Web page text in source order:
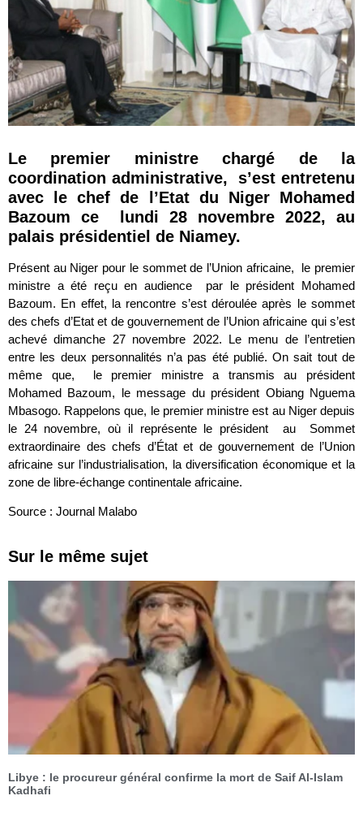
Le premier ministre chargé de la
coordination administrative, s’est entretenu
avec le chef de l’Etat du Niger Mohamed
Bazoum ce lundi 28 novembre 2022, au
palais présidentiel de Niamey.
Présent au Niger pour le sommet de l’Union africaine, le premier
ministre a été reçu en audience par le président Mohamed
Bazoum. En effet, la rencontre s’est déroulée après le sommet
des chefs d’Etat et de gouvernement de l’Union africaine qui s’est
achevé dimanche 27 novembre 2022. Le menu de l’entretien
entre les deux personnalités n’a pas été publié. On sait tout de
même que, le premier ministre a transmis au président
Mohamed Bazoum, le message du président Obiang Nguema
Mbasogo. Rappelons que, le premier ministre est au Niger depuis
le 24 novembre, où il représente le président au Sommet
extraordinaire des chefs d’État et de gouvernement de l’Union
africaine sur l’industrialisation, la diversification économique et la
zone de libre-échange continentale africaine.
Source : Journal Malabo
Sur le même sujet
Libye : le procureur général confirme la mort de Saif Al-Islam
Kadhafi